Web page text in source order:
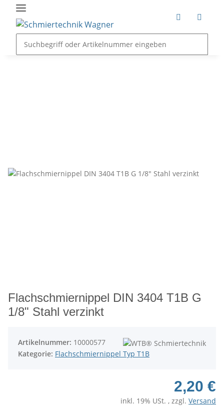
Flachschmiernippel DIN 3404 T1B G
1/8" Stahl verzinkt
Artikelnummer: 10000577
Kategorie: Flachschmiernippel Typ T1B
2,20 €
inkl. 19% USt. , zzgl. Versand